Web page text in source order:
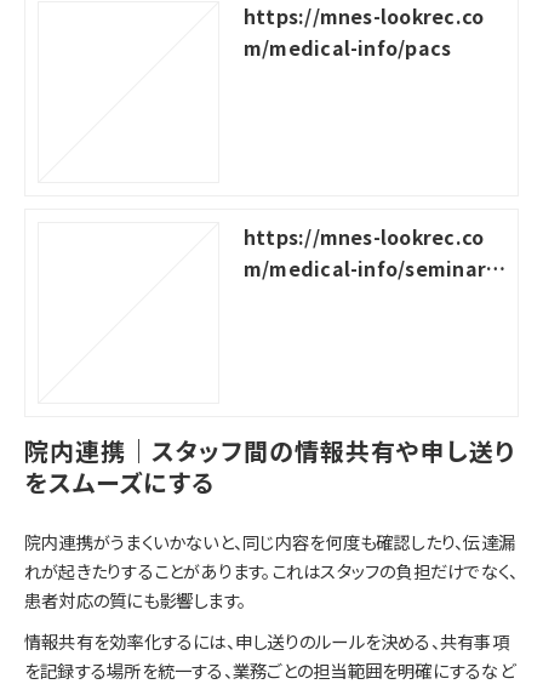
https://mnes-lookrec.co
m/medical-info/pacs
https://mnes-lookrec.co
m/medical-info/seminar-r
院内連携｜スタッフ間の情報共有や申し送り
をスムーズにする
院内連携がうまくいかないと、同じ内容を何度も確認したり、伝達漏
れが起きたりすることがあります。これはスタッフの負担だけでなく、
患者対応の質にも影響します。
情報共有を効率化するには、申し送りのルールを決める、共有事項
を記録する場所を統一する、業務ごとの担当範囲を明確にするなど